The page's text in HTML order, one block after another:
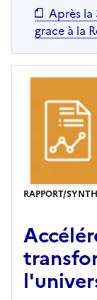
Après la
grace à la
RAPPORT/